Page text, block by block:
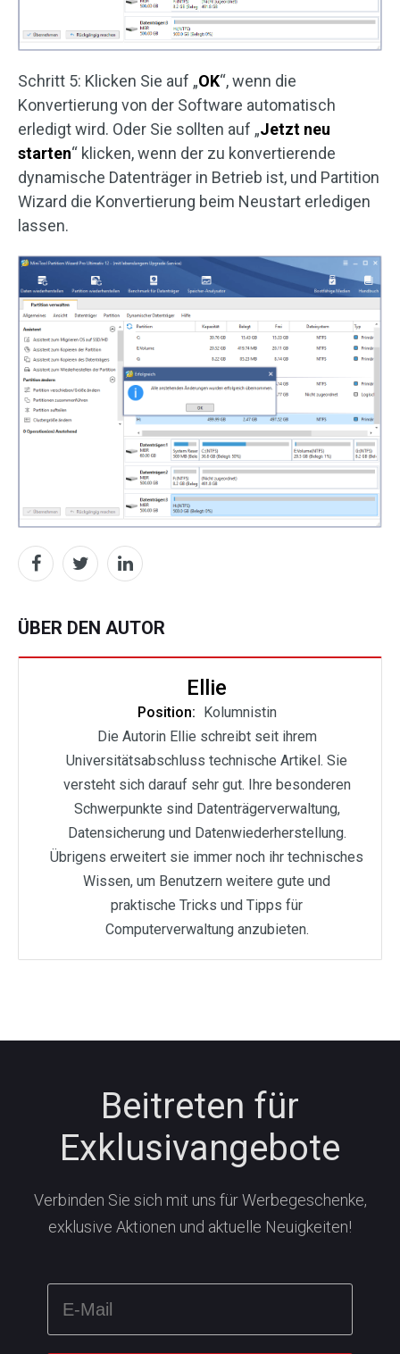
Schritt 5: Klicken Sie auf „OK“, wenn die
Konvertierung von der Software automatisch
erledigt wird. Oder Sie sollten auf „Jetzt neu
starten“ klicken, wenn der zu konvertierende
dynamische Datenträger in Betrieb ist, und Partition
Wizard die Konvertierung beim Neustart erledigen
lassen.
ÜBER DEN AUTOR
Ellie
Position:
Kolumnistin
Die Autorin Ellie schreibt seit ihrem
Universitätsabschluss technische Artikel. Sie
versteht sich darauf sehr gut. Ihre besonderen
Schwerpunkte sind Datenträgerverwaltung,
Datensicherung und Datenwiederherstellung.
Übrigens erweitert sie immer noch ihr technisches
Wissen, um Benutzern weitere gute und
praktische Tricks und Tipps für
Computerverwaltung anzubieten.
Beitreten für
Exklusivangebote
Verbinden Sie sich mit uns für Werbegeschenke,
exklusive Aktionen und aktuelle Neuigkeiten!